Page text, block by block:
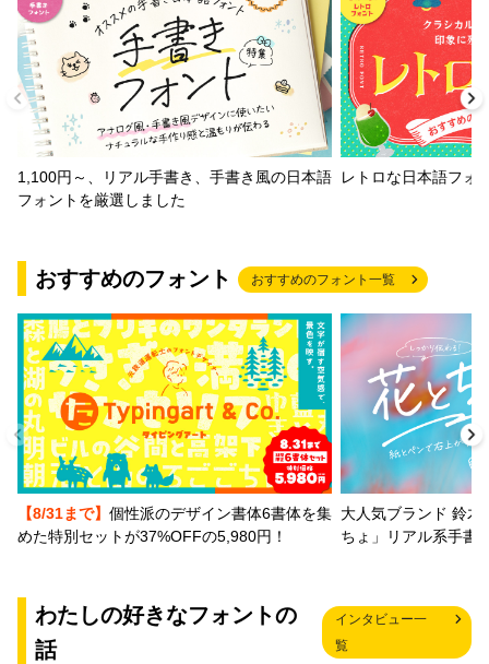
1,100円～、リアル手書き、手書き風の日本語
フォントを厳選しました
レトロな日本語フォ
おすすめのフォント おすすめのフォント一覧
【8/31まで】 個性派のデザイン書体6書体を集
めた特別セットが37%OFFの5,980円！
大人気ブランド 鈴木
ちょ」リアル系手書
わたしの好きなフォントの
話
インタビュー一
覧